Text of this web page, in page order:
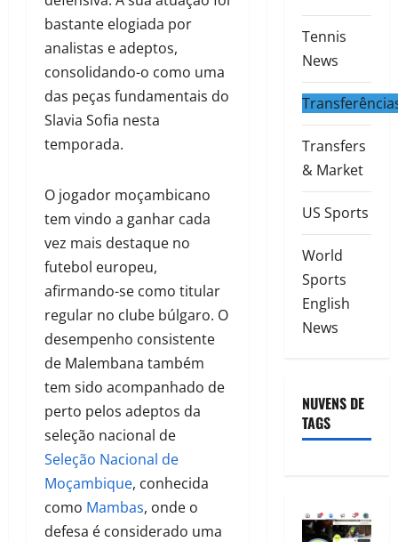
bastante elogiada por
analistas e adeptos,
consolidando-o como uma
das peças fundamentais do
Slavia Sofia nesta
temporada.
O jogador moçambicano
tem vindo a ganhar cada
vez mais destaque no
futebol europeu,
afirmando-se como titular
regular no clube búlgaro. O
desempenho consistente
de Malembana também
tem sido acompanhado de
perto pelos adeptos da
seleção nacional de
Seleção Nacional de
Moçambique, conhecida
como Mambas, onde o
defesa é considerado uma
Tennis
News
Transfers
& Market
US Sports
World
Sports
English
News
NUVENS DE
TAGS